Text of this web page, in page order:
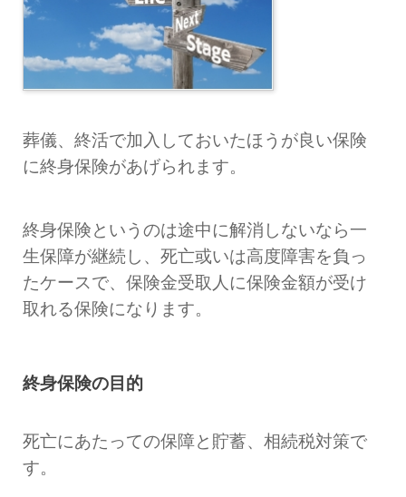
葬儀、 終活で加入しておいたほうが良い保険
に終身保険があげられます。
終身保険というのは途中に解消しないなら一
生保障が継続し、死亡或いは高度障害を負っ
たケースで、保険金受取人に保険金額が受け
取れる保険になります。
終身保険の目的
死亡にあたっての保障と貯蓄、相続税対策で
す。